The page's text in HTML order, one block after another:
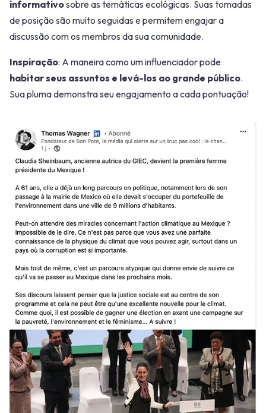
informativosobre as temáticas ecológicas. Suas tomadas
de posição são muito seguidas e permitem engajar a
discussão com os membros da sua comunidade.
Inspiração: A maneira como um influenciador pode
habitar seus assuntos e levá-los ao grande público.
Sua pluma demonstra seu engajamento a cada pontuação!